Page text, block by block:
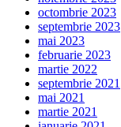
octombrie 2023
septembrie 2023
mai 2023
februarie 2023
martie 2022
septembrie 2021
mai 2021
martie 2021